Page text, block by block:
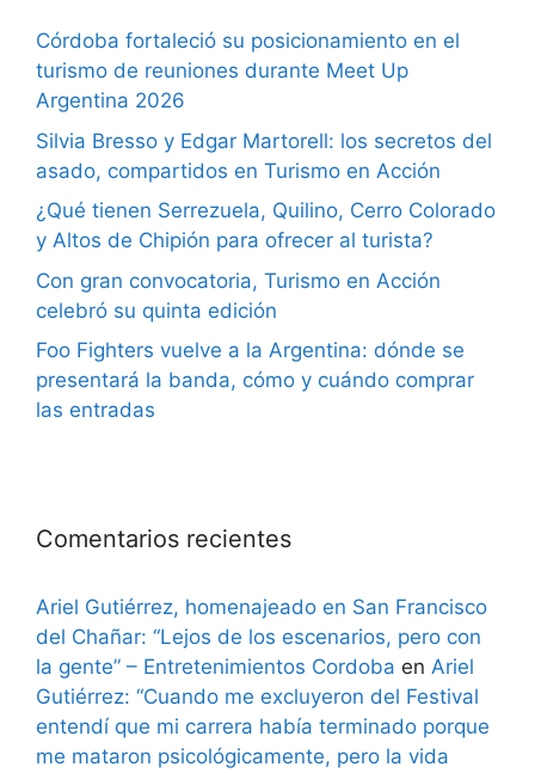
Córdoba fortaleció su posicionamiento en el
turismo de reuniones durante Meet Up
Argentina 2026
Silvia Bresso y Edgar Martorell: los secretos del
asado, compartidos en Turismo en Acción
¿Qué tienen Serrezuela, Quilino, Cerro Colorado
y Altos de Chipión para ofrecer al turista?
Con gran convocatoria, Turismo en Acción
celebró su quinta edición
Foo Fighters vuelve a la Argentina: dónde se
presentará la banda, cómo y cuándo comprar
las entradas
Comentarios recientes
Ariel Gutiérrez, homenajeado en San Francisco
del Chañar: “Lejos de los escenarios, pero con
la gente” – Entretenimientos Cordoba en Ariel
Gutiérrez: “Cuando me excluyeron del Festival
entendí que mi carrera había terminado porque
me mataron psicológicamente, pero la vida